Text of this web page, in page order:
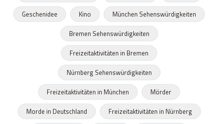
Geschenidee
Kino
München Sehenswürdigkeiten
Bremen Sehenswürdigkeiten
Freizeitaktivitäten in Bremen
Nürnberg Sehenswürdigkeiten
Freizeitaktivitäten in München
Mörder
Morde in Deutschland
Freizeitaktivitäten in Nürnberg